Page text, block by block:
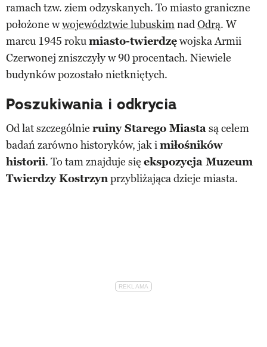
ramach tzw. ziem odzyskanych. To miasto graniczne
położone wwojewództwie lubuskimnadOdrą. W
marcu 1945 rokumiasto-twierdzęwojska Armii
Czerwonej zniszczyły w 90 procentach. Niewiele
budynków pozostało nietkniętych.
Poszukiwania i odkrycia
Od lat szczególnie ruiny Starego Miastasą celem
badań zarówno historyków, jak imiłośników
historii. To tam znajduje się ekspozycja Muzeum
Twierdzy Kostrzynprzybliżająca dzieje miasta.